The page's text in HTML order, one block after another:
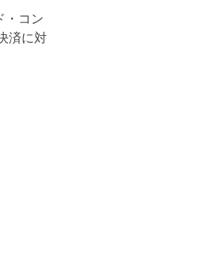
・コン
済に対